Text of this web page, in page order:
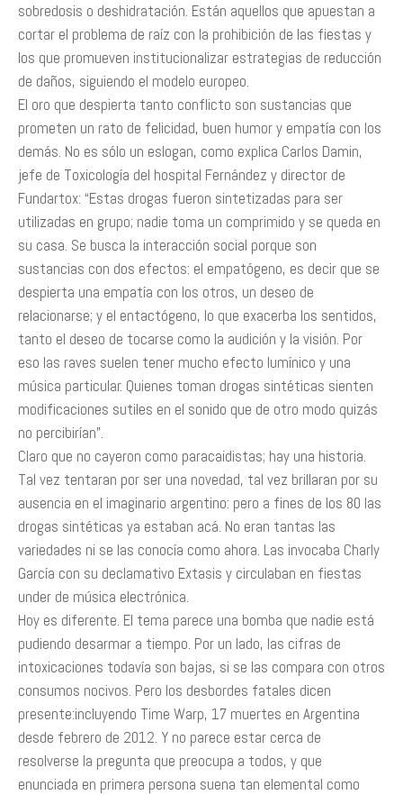
sobredosis o deshidratación. Están aquellos que apuestan a
cortar el problema de raíz con la prohibición de las fiestas y
los que promueven institucionalizar estrategias de reducción
de daños, siguiendo el modelo europeo.
El oro que despierta tanto conflicto son sustancias que
prometen un rato de felicidad, buen humor y empatía con los
demás. No es sólo un eslogan, como explica Carlos Damin,
jefe de Toxicología del hospital Fernández y director de
Fundartox: “Estas drogas fueron sintetizadas para ser
utilizadas en grupo; nadie toma un comprimido y se queda en
su casa. Se busca la interacción social porque son
sustancias con dos efectos: el empatógeno, es decir que se
despierta una empatía con los otros, un deseo de
relacionarse; y el entactógeno, lo que exacerba los sentidos,
tanto el deseo de tocarse como la audición y la visión. Por
eso las raves suelen tener mucho efecto lumínico y una
música particular. Quienes toman drogas sintéticas sienten
modificaciones sutiles en el sonido que de otro modo quizás
no percibirían”.
Claro que no cayeron como paracaidistas; hay una historia.
Tal vez tentaran por ser una novedad, tal vez brillaran por su
ausencia en el imaginario argentino: pero a fines de los 80 las
drogas sintéticas ya estaban acá. No eran tantas las
variedades ni se las conocía como ahora. Las invocaba Charly
García con su declamativo Extasis y circulaban en fiestas
under de música electrónica.
Hoy es diferente. El tema parece una bomba que nadie está
pudiendo desarmar a tiempo. Por un lado, las cifras de
intoxicaciones todavía son bajas, si se las compara con otros
consumos nocivos. Pero los desbordes fatales dicen
presente:incluyendo Time Warp, 17 muertes en Argentina
desde febrero de 2012. Y no parece estar cerca de
resolverse la pregunta que preocupa a todos, y que
enunciada en primera persona suena tan elemental como